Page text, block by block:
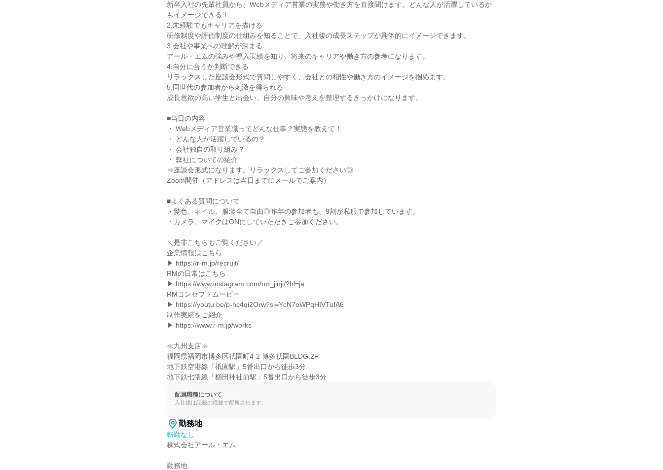
新卒入社の先輩社員から、Webメディア営業の実務や働き方を直接聞けます。どんな人が活躍しているか
もイメージできる！
2.未経験でもキャリアを描ける
研修制度や評価制度の仕組みを知ることで、入社後の成長ステップが具体的にイメージできます。
3.会社や事業への理解が深まる
アール・エムの強みや導入実績を知り、将来のキャリアや働き方の参考になります。
4.自分に合うか判断できる
リラックスした座談会形式で質問しやすく、会社との相性や働き方のイメージを掴めます。
5.同世代の参加者から刺激を得られる
成長意欲の高い学生と出会い、自分の興味や考えを整理するきっかけになります。
■当日の内容
・ Webメディア営業職ってどんな仕事？実態を教えて！
・ どんな人が活躍しているの？
・ 会社独自の取り組み？
・ 弊社についての紹介
⇒座談会形式になります。リラックスしてご参加ください◎
Zoom開催（アドレスは当日までにメールでご案内）
■よくある質問について
・髪色、ネイル、服装全て自由◎昨年の参加者も、9割が私服で参加しています。
・カメラ、マイクはONにしていただきご参加ください。
＼是非こちらもご覧ください／
企業情報はこちら
▶ https://r-m.jp/recruit/
RMの日常はこちら
▶ https://www.instagram.com/rm_jinji/?hl=ja
RMコンセプトムービー
▶ https://youtu.be/p-hc4qi2Orw?si=YcN7oWPqHIVTuIA6
制作実績をご紹介
▶ https://www.r-m.jp/works
≪九州支店≫
福岡県福岡市博多区祇園町4-2 博多祇園BLDG.2F
地下鉄空港線「祇園駅」5番出口から徒歩3分
地下鉄七隈線「櫛田神社前駅」5番出口から徒歩3分
配属職種について
入社後は記載の職種で配属されます。
勤務地
転勤なし
株式会社アール・エム
勤務地